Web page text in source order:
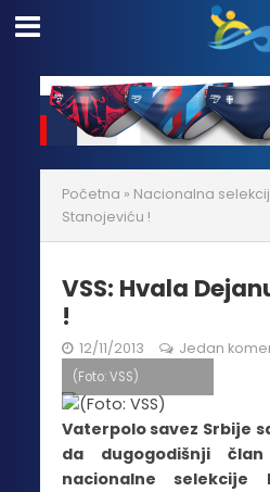
Početna » Nacionalna
Stanojeviću !
VSS: Hvala
!
12/11/2013 Jedan
(Foto: VSS)
Vaterpolo savez Srbije
da dugogodišnji
nacionalne selekcije